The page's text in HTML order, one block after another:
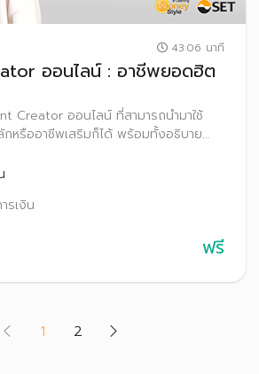
43:06 นาที
ออนไลน์ : อาชีพยอดฮิต
Creator ออนไลน์ ที่สามารถนำมาใช้
กหรืออาชีพเสริมก็ได้ พร้อมทั้งอธิบาย
ดียต่างๆ รวมถึงแนะนำเคล็ดลับการ
บ Content Creator มือใหม่
รเงิน
ฟรี
1(current)
2